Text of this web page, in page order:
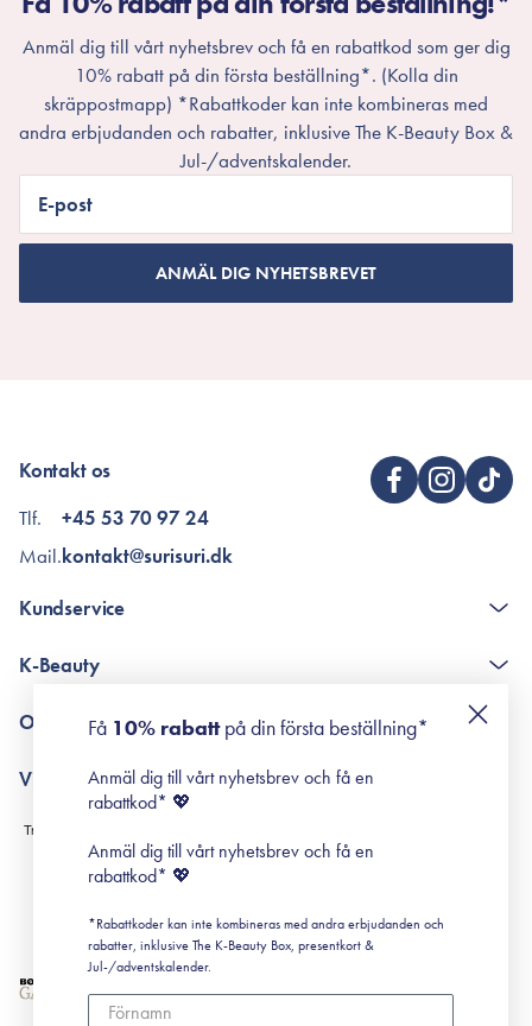
Anmäl dig till vårt nyhetsbrev och få en rabattkod som ger dig
10% rabatt på din första beställning*. (Kolla din
skräppostmapp) *Rabattkoder kan inte kombineras med
andra erbjudanden och rabatter, inklusive The K-Beauty Box &
Jul-/adventskalender.
E-post
ANMÄL DIG NYHETSBREVET
Kontakt os
Tlf.
Mail.
+45 53 70 97 24
kontakt@surisuri.dk
Kundservice
Poängshop - frågor och svar
K-Beauty
Retinol för nybörjare
Om Surisuri
Black Friday
Villkor
Leverans & Retur
Köpvillkor
Prenumerationsvillkor
Cookiepolicy
Få 10% rabattpå din första beställning*
Anmäl dig till vårt nyhetsbrev och få en
rabattkod* 💖
Anmäl dig till vårt nyhetsbrev och få en
rabattkod* 💖
*Rabattkoder kan inte kombineras med andra erbjudanden och
rabatter, inklusive The K-Beauty Box, presentkort &
Jul-/adventskalender.